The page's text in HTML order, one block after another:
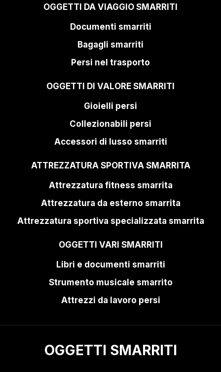
OGGETTI DA VIAGGIO SMARRITI
Documenti smarriti
Bagagli smarriti
Persi nel trasporto
OGGETTI DI VALORE SMARRITI
Gioielli persi
Collezionabili persi
Accessori di lusso smarriti
ATTREZZATURA SPORTIVA SMARRITA
Attrezzatura fitness smarrita
Attrezzatura da esterno smarrita
Attrezzatura sportiva specializzata smarrita
OGGETTI VARI SMARRITI
Libri e documenti smarriti
Strumento musicale smarrito
Attrezzi da lavoro persi
OGGETTI SMARRITI